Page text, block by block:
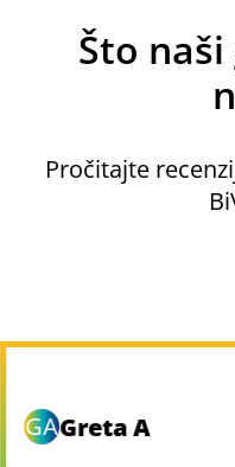
Što
Pročitajte
GAGreta A